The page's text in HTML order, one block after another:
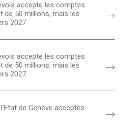
accepte les comptes
de 50 millions, mais les
2027
accepte les comptes
de 50 millions, mais les
2027
de Genève acceptés